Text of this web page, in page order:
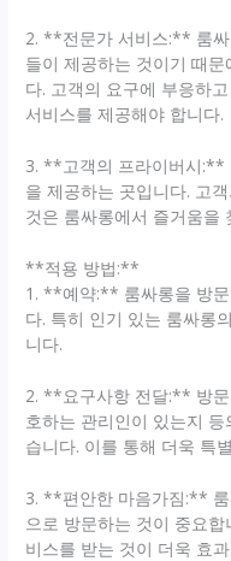
2. **전문가 서비스:** 룸
들이 제공하는 것이기 때
다. 고객의 요구에 부응하
서비스를 제공해야 합니다.
3. **고객의 프라이버시:**
을 제공하는 곳입니다. 고
것은 룸싸롱에서 즐거움을
**적용 방법:**
1. **예약:** 룸싸롱을 방
다. 특히 인기 있는 룸싸롱
니다.
2. **요구사항 전달:** 방
호하는 관리인이 있는지
습니다. 이를 통해 더욱 특
3. **편안한 마음가짐:**
으로 방문하는 것이 중요
비스를 받는 것이 더욱 효